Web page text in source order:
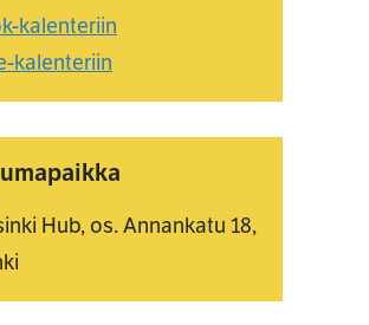
kalenteriin
kalenteriin
Hub, os. Annankatu 18,